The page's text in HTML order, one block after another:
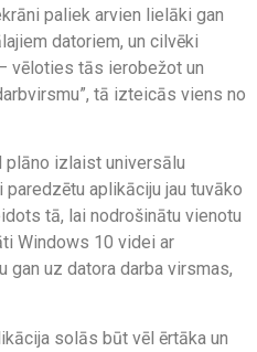
paliek arvien lielāki gan
datoriem, un cilvēki
vēloties tās ierobežot un
tā izteicās viens no
plāno izlaist universālu
aplikāciju jau tuvāko
tā, lai nodrošinātu vienotu
Windows 10 videi ar
gan uz datora darba virsmas,
solās būt vēl ērtāka un